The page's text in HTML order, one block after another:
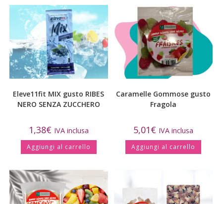
Eleve11fit MIX gusto RIBES
NERO SENZA ZUCCHERO
1,38€ IVA inclusa
Aggiungi al carrello
Caramelle Gommose gusto
Fragola
5,01€ IVA inclusa
Aggiungi al carrello